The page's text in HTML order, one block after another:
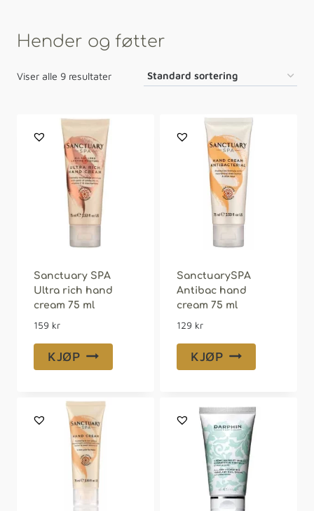
Hender og føtter
Viser alle 9 resultater
Sanctuary SPA
Ultra rich hand
cream 75 ml
159 kr
KJØP
SanctuarySPA
Antibac hand
cream 75 ml
129 kr
KJØP